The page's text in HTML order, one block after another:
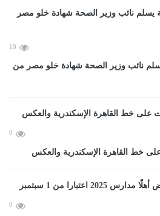
10
نائب وزير الصحة شهادة خلو مصر من
0
خط القاهرة الإسكندرية والعكس
0